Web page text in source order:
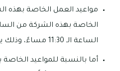
مواعيد العمل الخاصة بهذه
الساعة الـ 11:30 مساءً، وذلك يوم الأحد وأيضًا يوم الاثنين.
أما بالنسبة للمواعيد الخاصة